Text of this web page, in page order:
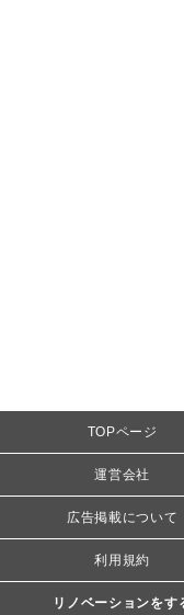
TOPページ
運営会社
広告掲載について
利用規約
リノベーションをす